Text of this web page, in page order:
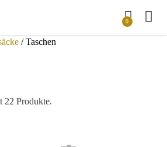
0
/ Taschen
22 Produkte.